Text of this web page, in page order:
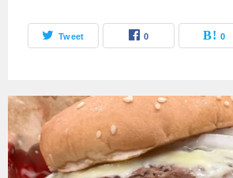
Tweet 0 0